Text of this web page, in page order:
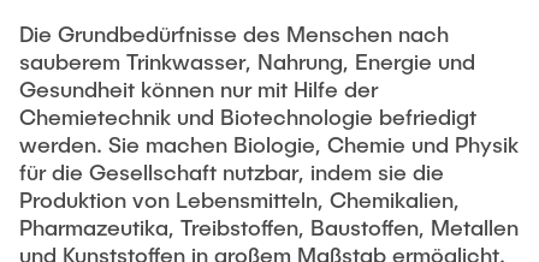
Hochschuldidaktik - ZLL
LearnING Center
Lehre im europäischen Verbund (ECIU)
WorkINGLab / Makerspace
Reaktortechnologien“
Studienbereich FIT
Institute im Überblick
Die Grundbedürfnisse des Menschen nach
sauberem Trinkwasser, Nahrung, Energie und
Gesundheit können nur mit Hilfe der
Chemietechnik und Biotechnologie befriedigt
werden. Sie machen Biologie, Chemie und Physik
für die Gesellschaft nutzbar, indem sie die
Produktion von Lebensmitteln, Chemikalien,
Pharmazeutika, Treibstoffen, Baustoffen, Metallen
und Kunststoffen in großem Maßstab ermöglicht.